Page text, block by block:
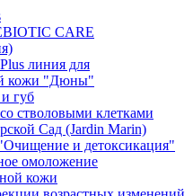
CARE
линия для
кожи "Дюны"
губ
стволовыми клетками
Сад (Jardin Marin)
и детоксикация"
омоложение
кожи